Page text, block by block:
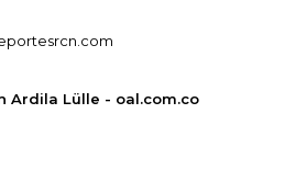
Ardila Lülle - oal.com.co